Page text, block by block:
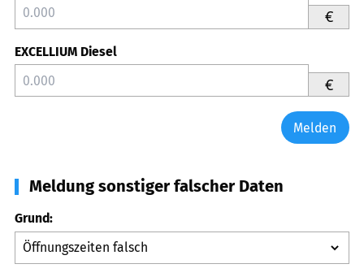
€
EXCELLIUM Diesel
€
Melden
Meldung sonstiger falscher Daten
Grund: